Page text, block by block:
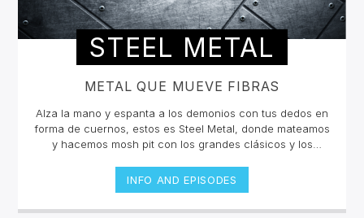
STEEL METAL
METAL QUE MUEVE FIBRAS
Alza la mano y espanta a los demonios con tus dedos en
forma de cuernos, estos es Steel Metal, donde mateamos
y hacemos mosh pit con los grandes clásicos y los
Symphonic Metal, Doom, Stoner, Nu Metal, Glam metal,
Speed Metal, Black Metal, Metal Progresivo ¡y más
ruido!Miércoles 6pm a 8 pm | Domingo 10 am a 12 pm por
INFO AND EPISODES